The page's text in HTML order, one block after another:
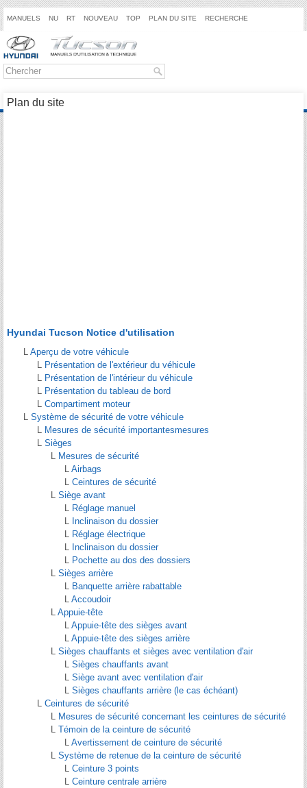
MANUELS NU RT NOUVEAU TOP PLAN DU SITE RECHERCHE
Plan du site
Hyundai Tucson Notice d'utilisation
L Aperçu de votre véhicule
L Présentation de l'extérieur du véhicule
L Présentation de l'intérieur du véhicule
L Présentation du tableau de bord
L Compartiment moteur
L Système de sécurité de votre véhicule
L Mesures de sécurité importantesmesures
L Sièges
L Mesures de sécurité
L Airbags
L Ceintures de sécurité
L Siège avant
L Réglage manuel
L Inclinaison du dossier
L Réglage électrique
L Inclinaison du dossier
L Pochette au dos des dossiers
L Sièges arrière
L Banquette arrière rabattable
L Accoudoir
L Appuie-tête
L Appuie-tête des sièges avant
L Appuie-tête des sièges arrière
L Sièges chauffants et sièges avec ventilation d'air
L Sièges chauffants avant
L Siège avant avec ventilation d'air
L Sièges chauffants arrière (le cas échéant)
L Ceintures de sécurité
L Mesures de sécurité concernant les ceintures de sécurité
L Témoin de la ceinture de sécurité
L Avertissement de ceinture de sécurité
L Système de retenue de la ceinture de sécurité
L Ceinture 3 points
L Ceinture centrale arrière